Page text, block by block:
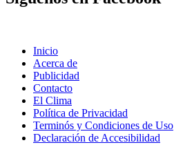
Inicio
Acerca de
Publicidad
Contacto
El Clima
Política de Privacidad
Terminós y Condiciones de Uso
Declaración de Accesibilidad